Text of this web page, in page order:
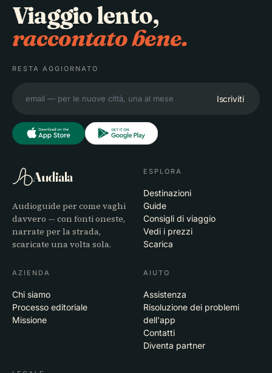
Viaggio lento,
raccontato bene.
RESTA AGGIORNATO
Iscriviti
Audiala
Audioguide per come vaghi
davvero — con fonti oneste,
narrate per la strada,
scaricate una volta sola.
ESPLORA
Destinazioni
Guide
Consigli di viaggio
Vedi i prezzi
Scarica
AZIENDA
Chi siamo
Processo editoriale
Missione
AIUTO
Assistenza
Risoluzione dei problemi
dell'app
Contatti
Diventa partner